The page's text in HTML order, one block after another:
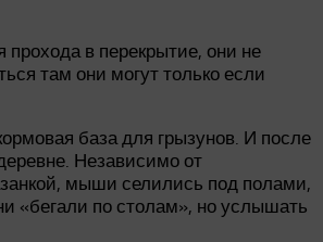
в перекрытие, они не
там они могут только если
база для грызунов. И после
Независимо от
мыши селились под полами,
«бегали по столам», но услышать